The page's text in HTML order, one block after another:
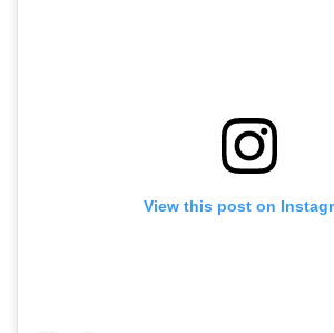
View this post on